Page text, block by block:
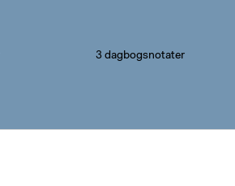
3 dagbogsnotater